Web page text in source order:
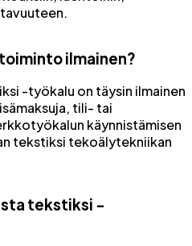
ilmainen?
-työkalu on täysin ilmainen
tili- tai
käynnistämisen
tekstiksi tekoälytekniikan
tekstiksi -